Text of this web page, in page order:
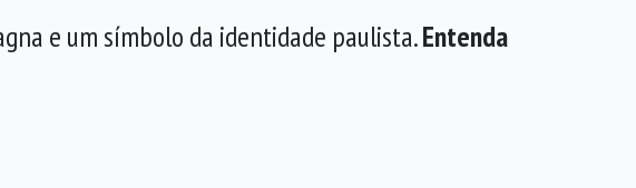
e um símbolo da identidade paulista.Entenda